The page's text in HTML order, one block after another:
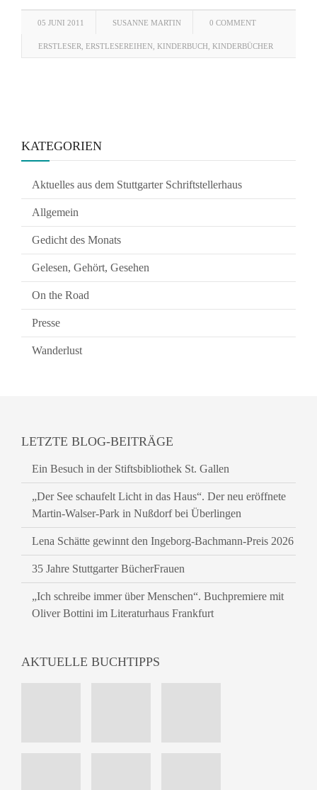
05 JUNI 2011 SUSANNE MARTIN 0 COMMENT
ERSTLESER ERSTLESEREIHEN KINDERBUCH KINDERBÜCHER
KATEGORIEN
Aktuelles aus dem Stuttgarter Schriftstellerhaus
Allgemein
Gedicht des Monats
Gelesen, Gehört, Gesehen
On the Road
Presse
Wanderlust
LETZTE BLOG-BEITRÄGE
Ein Besuch in der Stiftsbibliothek St. Gallen
„Der See schaufelt Licht in das Haus“. Der neu eröffnete
Martin-Walser-Park in Nußdorf bei Überlingen
Lena Schätte gewinnt den Ingeborg-Bachmann-Preis 2026
35 Jahre Stuttgarter BücherFrauen
„Ich schreibe immer über Menschen“. Buchpremiere mit
Oliver Bottini im Literaturhaus Frankfurt
AKTUELLE BUCHTIPPS